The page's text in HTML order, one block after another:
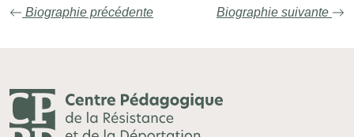
Biographie précédente Biographie suivante